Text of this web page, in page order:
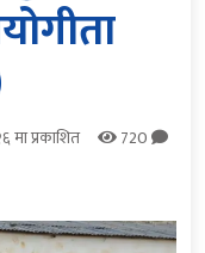
प्रकाशित
720